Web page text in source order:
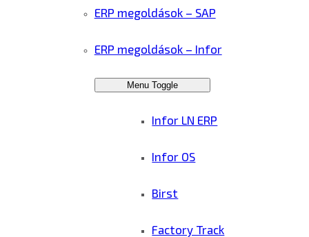
ERP megoldások – SAP
ERP megoldások – Infor
Menu Toggle
Infor LN ERP
Infor OS
Birst
Factory Track